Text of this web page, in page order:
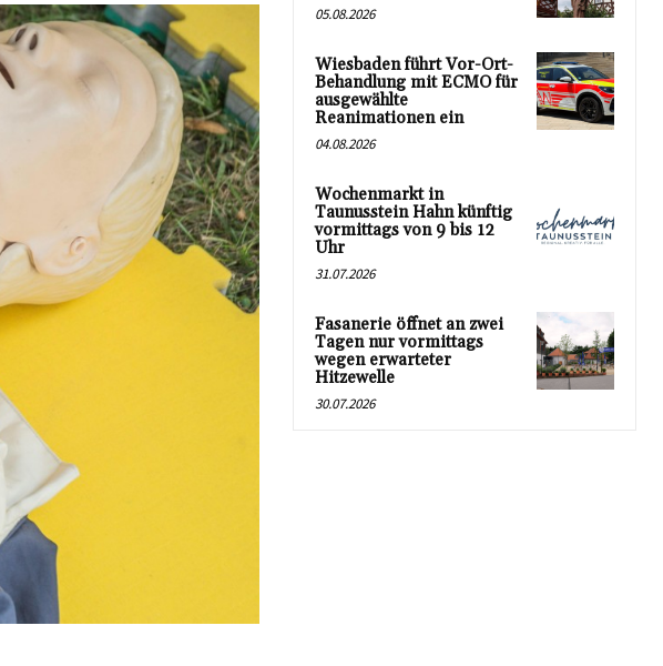
05.08.2026
Wiesbaden führt Vor-Ort-
Behandlung mit ECMO für
ausgewählte
Reanimationen ein
04.08.2026
Wochenmarkt in
Taunusstein Hahn künftig
vormittags von 9 bis 12
Uhr
31.07.2026
Fasanerie öffnet an zwei
Tagen nur vormittags
wegen erwarteter
Hitzewelle
30.07.2026